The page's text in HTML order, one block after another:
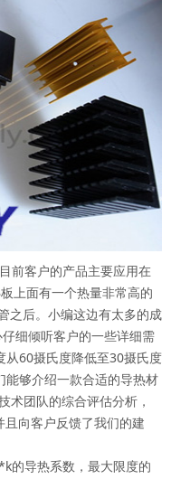
前客户的产品主要应用在
上面有一个热量非常高的
之后。小编这边有太多的成
细倾听客户的一些详细需
从60摄氏度降低至30摄氏度
能够介绍一款合适的导热材
术团队的综合评估分析，
向客户反馈了我们的建
导热系数，最大限度的